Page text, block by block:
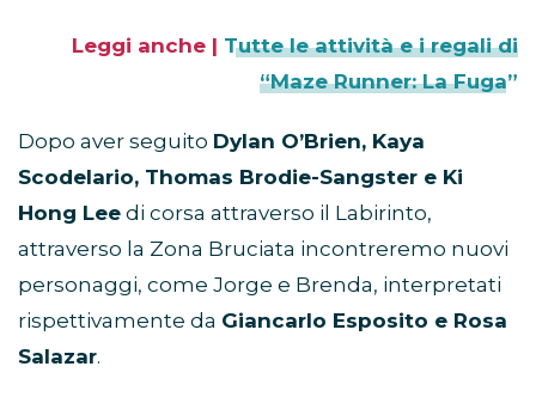
Leggi anche | Tutte le attività e i regali di
“Maze Runner: La Fuga”
Dopo aver seguito Dylan O’Brien, Kaya
Scodelario, Thomas Brodie-Sangster e Ki
Hong Lee di corsa attraverso il Labirinto,
attraverso la Zona Bruciata incontreremo nuovi
personaggi, come Jorge e Brenda, interpretati
rispettivamente da Giancarlo Esposito e Rosa
Salazar.